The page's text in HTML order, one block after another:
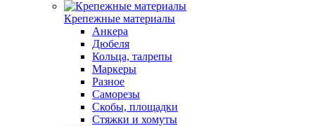
Крепежные материалы
Анкера
Дюбеля
Кольца, талрепы
Маркеры
Разное
Саморезы
Скобы, площадки
Стяжки и хомуты